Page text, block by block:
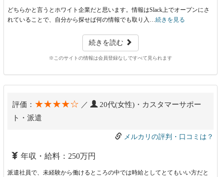
どちらかと言うとホワイト企業だと思います。情報はSlack上でオープンにさ
れていることで、自分から探せば何の情報でも取り入…続きを見る
続きを読む
※このサイトの情報は会員登録なしですべて見られます
評価： ★★★★☆ ／
20代(女性)・カスタマーサポー
ト・派遣
メルカリの評判・口コミは？
年収・給料：250万円
派遣社員で、未経験から働けるところの中では時給としてとてもいい方だと